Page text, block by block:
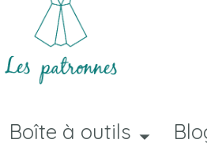
Boîte à outils